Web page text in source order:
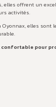
elles offrent un
activités.
Oyonnax, elles sont
confortable pour